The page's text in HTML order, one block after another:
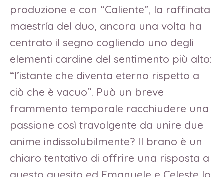
produzione e con “Caliente”, la raffinata
maestría del duo, ancora una volta ha
centrato il segno cogliendo uno degli
elementi cardine del sentimento più alto:
“l’istante che diventa eterno rispetto a
ciò che è vacuo”. Può un breve
frammento temporale racchiudere una
passione così travolgente da unire due
anime indissolubilmente? Il brano è un
chiaro tentativo di offrire una risposta a
questo quesito ed Emanuele e Celeste lo